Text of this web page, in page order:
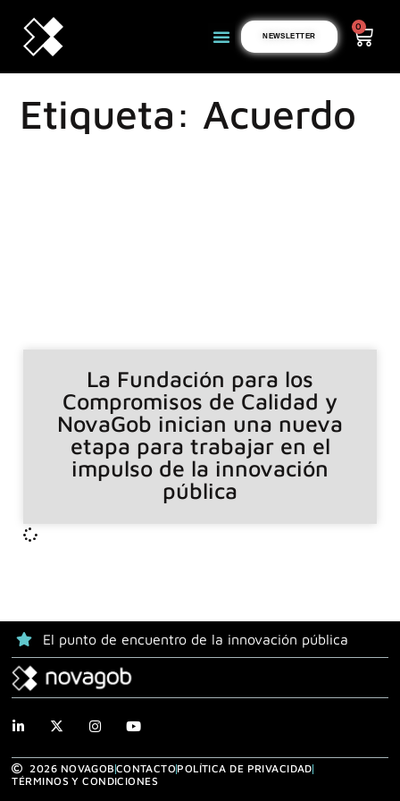
NEWSLETTER
0
Etiqueta: Acuerdo
La Fundación para los
Compromisos de Calidad y
NovaGob inician una nueva
etapa para trabajar en el
impulso de la innovación
pública
El punto de encuentro de la innovación pública
2026 NOVAGOBCONTACTOPOLÍTICA DE PRIVACIDAD
TÉRMINOS Y CONDICIONES